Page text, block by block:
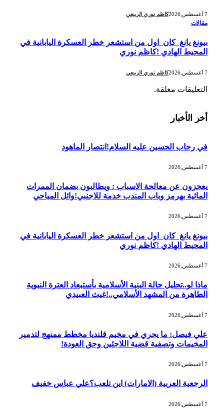
كاظم نوري الربيعي
مقالات
بيونغ يانغ كان اول من استشعر خطر العسكرة اليابانية في
المحيط الهادي !كاظم نوري
كاظم نوري الربيعي
التعليقات مغلقة.
أخر الأخبار
في رحاب الحسين عليه السلام!انتصار الماهود
يعجزون عن معالجة الاسباب : ويطالبون بضمان الممرات
المائية بهرمز وباب المندب خدمة للاجنبي!وائل المياحي
بيونغ يانغ كان اول من استشعر خطر العسكرة اليابانية في
المحيط الهادي !كاظم نوري
ماذا لو..تحليل حالة البنية الأسلامية بأستبعاد العترة النبوية
الطاهرة من المشهد الأسلامي..!غيث العبيدي
علي فيصل: ما يجري في مخيم قلنديا مخطط ممنهج لتدمير
المخيمات وتصفية قضية اللاجئين وحق العودة!
الرجعية العربية (الامارات) اين تلعب؟علي عباس خفيف